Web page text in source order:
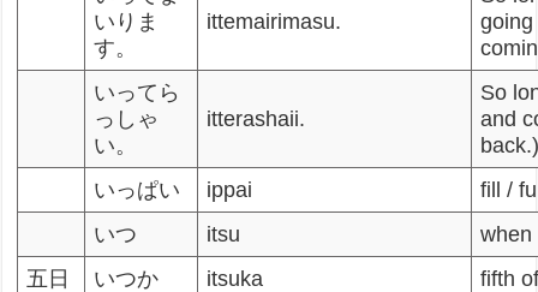
いりま
す。
ittemairimasu.
いってら
っしゃ
い。
itterashaii.
So
and
いっぱい
ippai
fill /
いつ
itsu
when
五日
いつか itsuka
fifth